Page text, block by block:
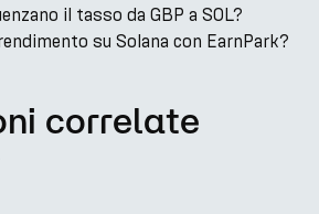
il tasso da GBP a SOL?
su Solana con EarnPark?
correlate